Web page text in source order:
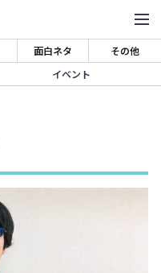
面白ネタ
その他
イベント